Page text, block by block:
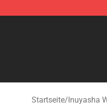
Inuyasha Store -
Startseite/Inuyasha